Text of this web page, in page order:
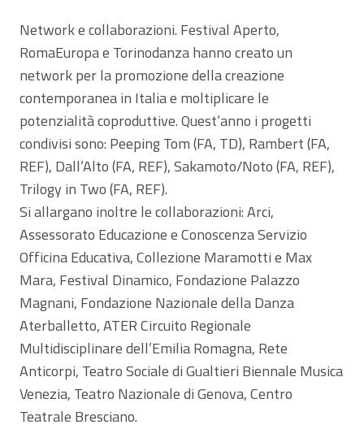
Network e collaborazioni. Festival Aperto,
RomaEuropa e Torinodanza hanno creato un
network per la promozione della creazione
contemporanea in Italia e moltiplicare le
potenzialità coproduttive. Quest’anno i progetti
condivisi sono: Peeping Tom (FA, TD), Rambert (FA,
REF), Dall’Alto (FA, REF), Sakamoto/Noto (FA, REF),
Trilogy in Two (FA, REF).
Si allargano inoltre le collaborazioni: Arci,
Assessorato Educazione e Conoscenza Servizio
Officina Educativa, Collezione Maramotti e Max
Mara, Festival Dinamico, Fondazione Palazzo
Magnani, Fondazione Nazionale della Danza
Aterballetto, ATER Circuito Regionale
Multidisciplinare dell’Emilia Romagna, Rete
Anticorpi, Teatro Sociale di Gualtieri Biennale Musica
Venezia, Teatro Nazionale di Genova, Centro
Teatrale Bresciano.